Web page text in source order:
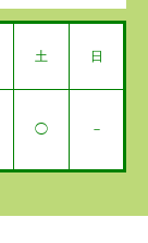
土 日
◯ －